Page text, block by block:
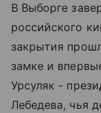
В Выборге
российского
закрытия
замке и
Урсуляк -
Лебедева, чья